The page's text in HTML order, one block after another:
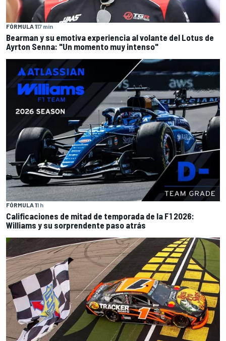
FÓRMULA 117 min
Bearman y su emotiva experiencia al volante del Lotus de
Ayrton Senna: "Un momento muy intenso"
FÓRMULA 11 h
Calificaciones de mitad de temporada de la F1 2026:
Williams y su sorprendente paso atrás